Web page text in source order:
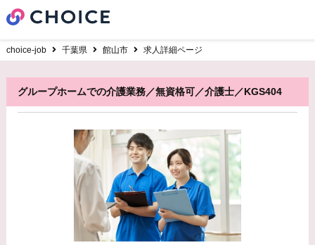
choice-job 千葉県 館山市 求人詳細ページ
グループホームでの介護業務／無資格可／介護士／KGS404